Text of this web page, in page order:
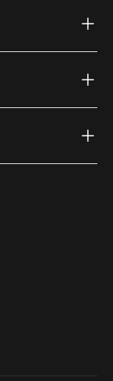
link) link)
(external